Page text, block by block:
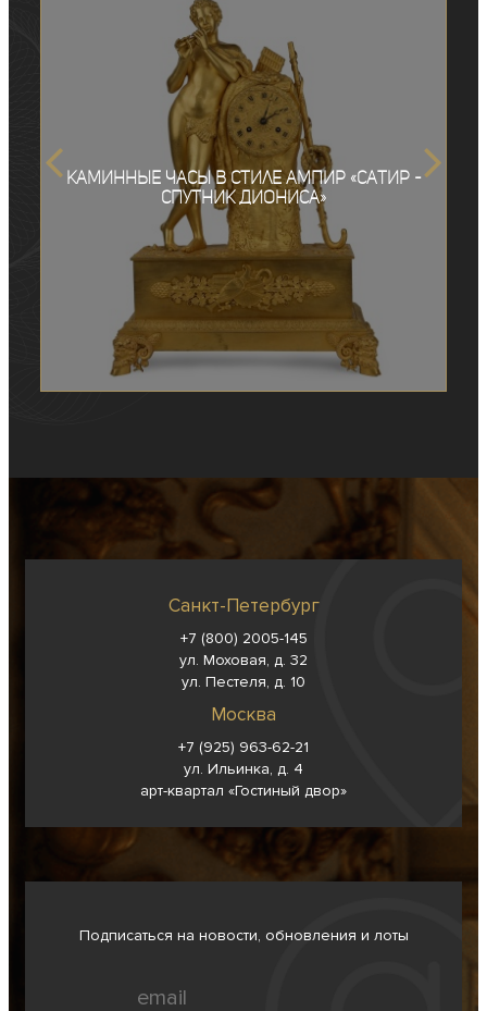
Каминные часы в стиле ампир «Сатир -
спутник Диониса»
Санкт-Петербург
+7 (800) 2005-145
ул. Моховая, д. 32
ул. Пестеля, д. 10
Москва
+7 (925) 963-62-21
ул. Ильинка, д. 4
арт-квартал «Гостиный двор»
Подписаться на новости, обновления и лоты